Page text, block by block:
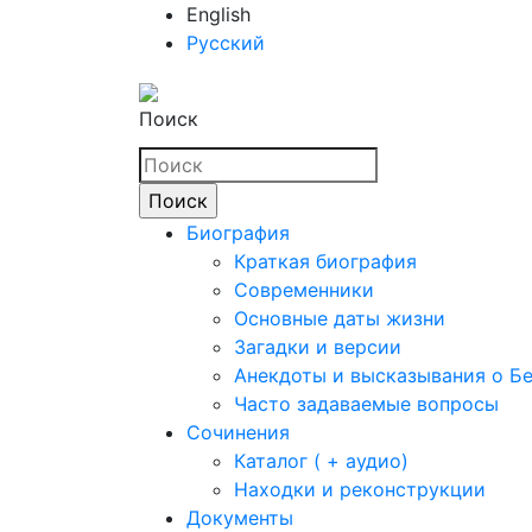
English
Русский
Поиск
Биография
Краткая биография
Современники
Основные даты жизни
Загадки и версии
Анекдоты и высказывания о
Часто задаваемые вопросы
Сочинения
Каталог ( + аудио)
Находки и реконструкции
Документы